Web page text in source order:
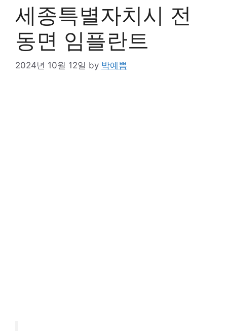
세종특별자치시 전
동면 임플란트
2024년 10월 12일 by 박예쁨